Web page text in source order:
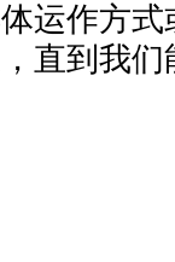
运作方
直到我